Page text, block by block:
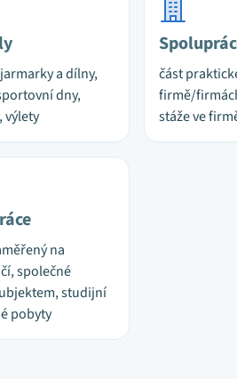
a dílny,
dny,
výlety
část
firmě/
stáže ve
na
společné
studijní
pobyty